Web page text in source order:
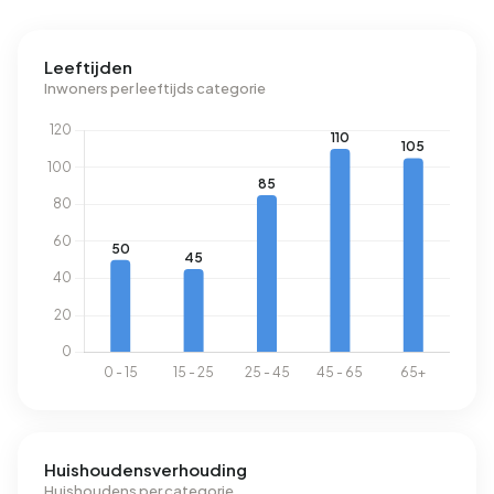
gemiddelde van 2.810 kWh. Het aardgasverbruik ligt met
1.440 m³ per jaar 13% boven het landelijke gemiddelde van
1.280 m³.
Leeftijden
Inwoners per leeftijds categorie
Huishoudensverhouding